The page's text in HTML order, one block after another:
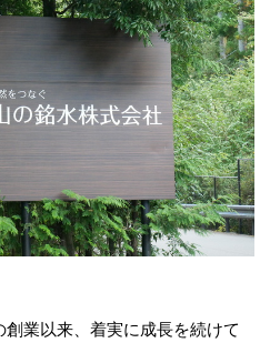
業以来、着実に成長を続けて